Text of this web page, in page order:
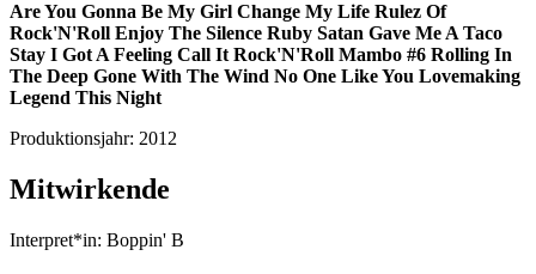
Are You Gonna Be My Girl Change My Life Rulez Of
Rock'N'Roll Enjoy The Silence Ruby Satan Gave Me A Taco
Stay I Got A Feeling Call It Rock'N'Roll Mambo #6 Rolling In
The Deep Gone With The Wind No One Like You Lovemaking
Legend This Night
Produktionsjahr: 2012
Mitwirkende
Interpret*in: Boppin' B